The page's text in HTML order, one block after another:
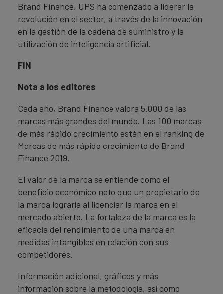
Brand Finance, UPS ha comenzado a liderar la
revolución en el sector, a través de la innovación
en la gestión de la cadena de suministro y la
utilización de inteligencia artificial.
FIN
Nota a los editores
Cada año, Brand Finance valora 5.000 de las
marcas más grandes del mundo. Las 100 marcas
de más rápido crecimiento están en el ranking de
Marcas de más rápido crecimiento de Brand
Finance 2019.
El valor de la marca se entiende como el
beneficio económico neto que un propietario de
la marca lograría al licenciar la marca en el
mercado abierto. La fortaleza de la marca es la
eficacia del rendimiento de una marca en
medidas intangibles en relación con sus
competidores.
Información adicional, gráficos y más
información sobre la metodología, así como